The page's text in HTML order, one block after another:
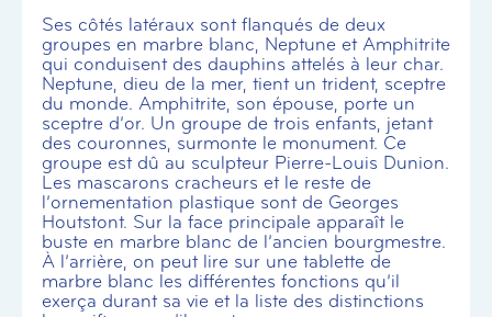
Ses côtés latéraux sont flanqués de deux
groupes en marbre blanc, Neptune et Amphitrite
qui conduisent des dauphins attelés à leur char.
Neptune, dieu de la mer, tient un trident, sceptre
du monde. Amphitrite, son épouse, porte un
sceptre d’or. Un groupe de trois enfants, jetant
des couronnes, surmonte le monument. Ce
groupe est dû au sculpteur Pierre-Louis Dunion.
Les mascarons cracheurs et le reste de
l’ornementation plastique sont de Georges
Houtstont. Sur la face principale apparaît le
buste en marbre blanc de l’ancien bourgmestre.
À l’arrière, on peut lire sur une tablette de
marbre blanc les différentes fonctions qu’il
exerça durant sa vie et la liste des distinctions